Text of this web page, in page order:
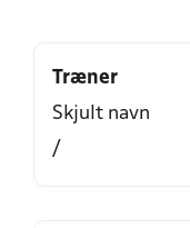
Træner
Skjult navn
/